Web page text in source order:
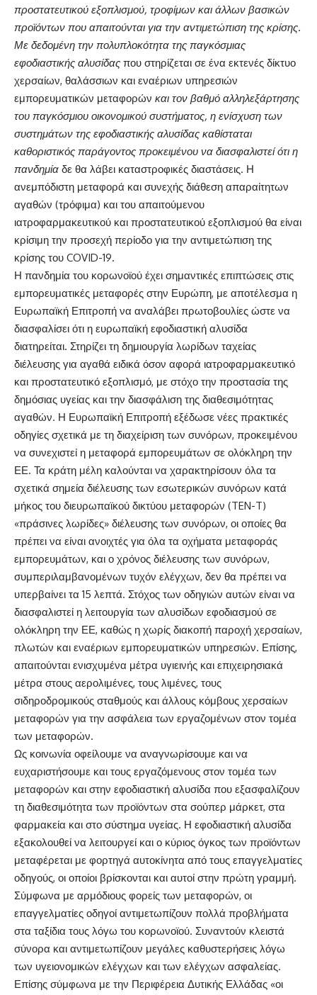
προστατευτικού εξοπλισμού, τροφίμων και άλλων βασικών
προϊόντων που απαιτούνται για την αντιμετώπιση της κρίσης.
Με δεδομένη την πολυπλοκότητα της παγκόσμιας
εφοδιαστικής αλυσίδας που στηρίζεται σε ένα εκτενές δίκτυο
χερσαίων, θαλάσσιων και εναέριων υπηρεσιών
εμπορευματικών μεταφορών και τον βαθμό αλληλεξάρτησης
του παγκόσμιου οικονομικού συστήματος, η ενίσχυση των
συστημάτων της εφοδιαστικής αλυσίδας καθίσταται
καθοριστικός παράγοντος προκειμένου να διασφαλιστεί ότι η
πανδημία δε θα λάβει καταστροφικές διαστάσεις. Η
ανεμπόδιστη μεταφορά και συνεχής διάθεση απαραίτητων
αγαθών (τρόφιμα) και του απαιτούμενου
ιατροφαρμακευτικού και προστατευτικού εξοπλισμού θα είναι
κρίσιμη την προσεχή περίοδο για την αντιμετώπιση της
κρίσης του COVID-19.
Η πανδημία του κορωνοϊού έχει σημαντικές επιπτώσεις στις
εμπορευματικές μεταφορές στην Ευρώπη, με αποτέλεσμα η
Ευρωπαϊκή Επιτροπή να αναλάβει πρωτοβουλίες ώστε να
διασφαλίσει ότι η ευρωπαϊκή εφοδιαστική αλυσίδα
διατηρείται. Στηρίζει τη δημιουργία λωρίδων ταχείας
διέλευσης για αγαθά ειδικά όσον αφορά ιατροφαρμακευτικό
και προστατευτικό εξοπλισμό, με στόχο την προστασία της
δημόσιας υγείας και την διασφάλιση της διαθεσιμότητας
αγαθών. Η Ευρωπαϊκή Επιτροπή εξέδωσε νέες πρακτικές
οδηγίες σχετικά με τη διαχείριση των συνόρων, προκειμένου
να συνεχιστεί η μεταφορά εμπορευμάτων σε ολόκληρη την
ΕΕ. Τα κράτη μέλη καλούνται να χαρακτηρίσουν όλα τα
σχετικά σημεία διέλευσης των εσωτερικών συνόρων κατά
μήκος του διευρωπαϊκού δικτύου μεταφορών (TEN-T)
«πράσινες λωρίδες» διέλευσης των συνόρων, οι οποίες θα
πρέπει να είναι ανοιχτές για όλα τα οχήματα μεταφοράς
εμπορευμάτων, και ο χρόνος διέλευσης των συνόρων,
συμπεριλαμβανομένων τυχόν ελέγχων, δεν θα πρέπει να
υπερβαίνει τα 15 λεπτά. Στόχος των οδηγιών αυτών είναι να
διασφαλιστεί η λειτουργία των αλυσίδων εφοδιασμού σε
ολόκληρη την ΕΕ, καθώς η χωρίς διακοπή παροχή χερσαίων,
πλωτών και εναέριων εμπορευματικών υπηρεσιών. Επίσης,
απαιτούνται ενισχυμένα μέτρα υγιεινής και επιχειρησιακά
μέτρα στους αερολιμένες, τους λιμένες, τους
σιδηροδρομικούς σταθμούς και άλλους κόμβους χερσαίων
μεταφορών για την ασφάλεια των εργαζομένων στον τομέα
των μεταφορών.
Ως κοινωνία οφείλουμε να αναγνωρίσουμε και να
ευχαριστήσουμε και τους εργαζόμενους στον τομέα των
μεταφορών και στην εφοδιαστική αλυσίδα που εξασφαλίζουν
τη διαθεσιμότητα των προϊόντων στα σούπερ μάρκετ, στα
φαρμακεία και στο σύστημα υγείας. Η εφοδιαστική αλυσίδα
εξακολουθεί να λειτουργεί και ο κύριος όγκος των προϊόντων
μεταφέρεται με φορτηγά αυτοκίνητα από τους επαγγελματίες
οδηγούς, οι οποίοι βρίσκονται και αυτοί στην πρώτη γραμμή.
Σύμφωνα με αρμόδιους φορείς των μεταφορών, οι
επαγγελματίες οδηγοί αντιμετωπίζουν πολλά προβλήματα
στα ταξίδια τους λόγω του κορωνοϊού. Συναντούν κλειστά
σύνορα και αντιμετωπίζουν μεγάλες καθυστερήσεις λόγω
των υγειονομικών ελέγχων και των ελέγχων ασφαλείας.
Επίσης σύμφωνα με την Περιφέρεια Δυτικής Ελλάδας «οι